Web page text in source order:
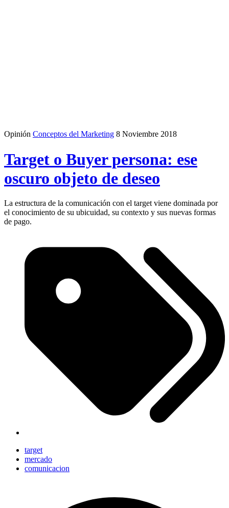
Opinión Conceptos del Marketing 8 Noviembre 2018
Target o Buyer persona: ese
oscuro objeto de deseo
La estructura de la comunicación con el target viene dominada por
el conocimiento de su ubicuidad, su contexto y sus nuevas formas
de pago.
target
mercado
comunicacion